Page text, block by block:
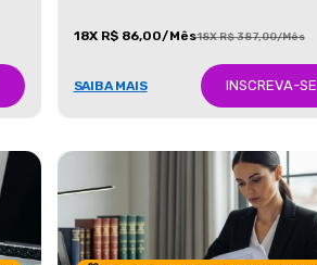
18X R$ 86,00/Mês18X R$ 387,00/Mês
SAIBA MAIS INSCREVA-SE